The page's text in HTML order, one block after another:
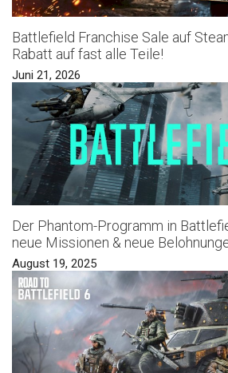
Battlefield Franchise Sale auf
Rabatt auf fast alle Teile!
Juni 21, 2026
Der Phantom-Programm in
neue Missionen & neue
August 19, 2025